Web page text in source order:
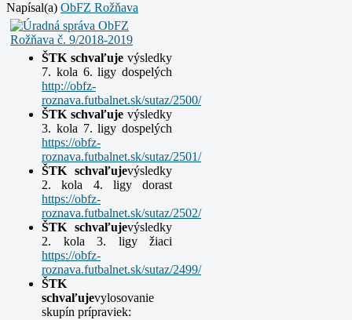
Napísal(a) ObFZ Rožňava
ŠTK schvaľuje výsledky
7. kola 6. ligy dospelých
http://obfz-
roznava.futbalnet.sk/sutaz/2500/
ŠTK schvaľuje výsledky
3. kola 7. ligy dospelých
https://obfz-
roznava.futbalnet.sk/sutaz/2501/
ŠTK schvaľujevýsledky
2. kola 4. ligy dorast
https://obfz-
roznava.futbalnet.sk/sutaz/2502/
ŠTK schvaľujevýsledky
2. kola 3. ligy žiaci
https://obfz-
roznava.futbalnet.sk/sutaz/2499/
ŠTK
schvaľujevylosovanie
skupín prípraviek: